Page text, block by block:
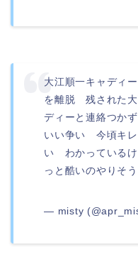
大江順一キャディ
を離脱 残された
ディーと連絡つか
いい争い 今頃キレ
い わかっている
っと酷いのやりそ
— misty